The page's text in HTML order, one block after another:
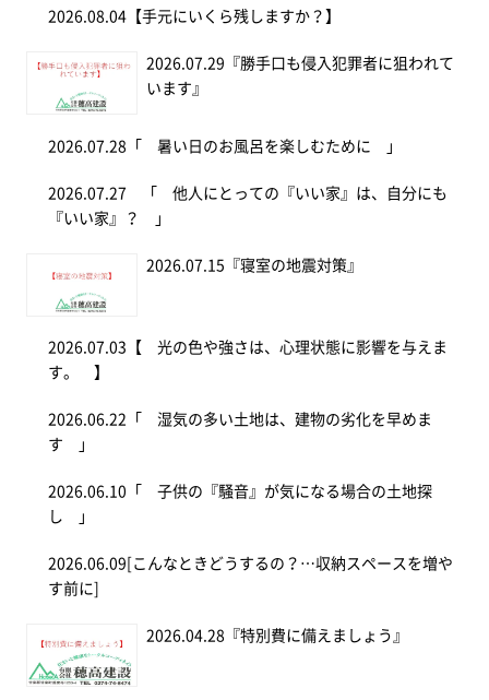
2026.08.04 【手元にいくら残しますか？】
2026.07.29 『勝手口も侵入犯罪者に狙われて
います』
2026.07.28 「 暑い日のお風呂を楽しむために 」
2026.07.27 「 他人にとっての『いい家』は、自分にも
『いい家』？ 」
2026.07.15 『寝室の地震対策』
2026.07.03 【 光の色や強さは、心理状態に影響を与えま
す。 】
2026.06.22 「 湿気の多い土地は、建物の劣化を早めま
す 」
2026.06.10 「 子供の『騒音』が気になる場合の土地探
し 」
2026.06.09 [こんなときどうするの？…収納スペースを増や
す前に]
2026.04.28 『特別費に備えましょう』